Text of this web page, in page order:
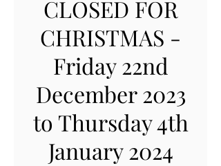
CLOSED FOR
CHRISTMAS -
Friday 22nd
December 2023
to Thursday 4th
January 2024